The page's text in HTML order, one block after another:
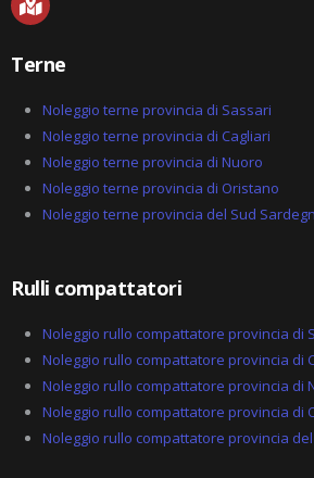
a
m
r
k
d
-
a
Terne
Noleggio terne provincia di Sassari
Noleggio terne provincia di Cagliari
Noleggio terne provincia di Nuoro
Noleggio terne provincia di Oristano
Noleggio terne provincia del Sud
Rulli compattatori
Noleggio rullo compattatore provincia di
Noleggio rullo compattatore provincia di
Noleggio rullo compattatore provincia di
Noleggio rullo compattatore provincia di
Noleggio rullo compattatore provincia